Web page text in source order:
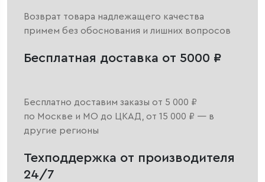
Возврат товара надлежащего качества
примем без обоснования и лишних вопросов
Бесплатная доставка от 5000 ₽
Бесплатно доставим заказы от 5 000 ₽
по Москве и МО до ЦКАД, от 15 000 ₽ — в
другие регионы
Техподдержка от производителя
24/7